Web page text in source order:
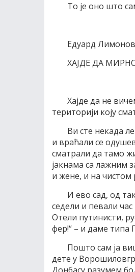
То је оно што
Едуард Лимонов
ХАЈДЕ ДА
Хајде да не
територији коју
Ви сте некада
и враћали се
сматрали да тамо
јакнама са лажним
и жене, и на чистом
И ево сад, од
седели и певали
Отели путинисти,
фер!“ – и даме типа
Пошто сам ја
дете у